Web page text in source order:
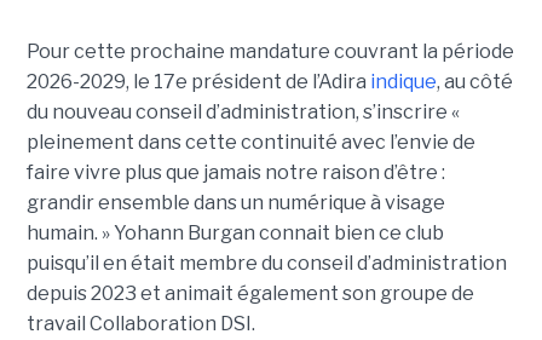
Pour cette prochaine mandature couvrant la période
2026-2029, le 17e président de l’Adira indique, au côté
du nouveau conseil d’administration, s’inscrire «
pleinement dans cette continuité avec l’envie de
faire vivre plus que jamais notre raison d’être :
grandir ensemble dans un numérique à visage
humain. »Yohann Burgan connait bien ce club
puisqu’il en était membre du conseil d’administration
depuis 2023 et animait également son groupe de
travail Collaboration DSI.